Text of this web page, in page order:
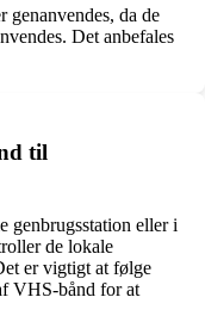
da de
Det anbefales
til
genbrugsstation eller i
de lokale
er vigtigt at følge
VHS-bånd for at